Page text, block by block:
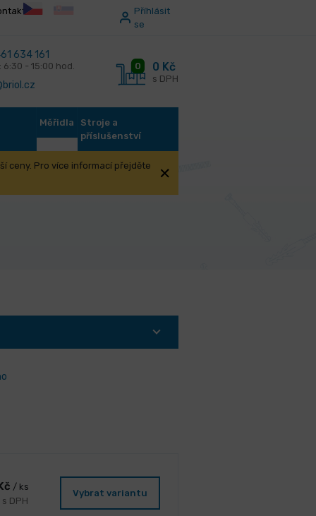
Příhlásit
se
634 161
6:30 - 15:00 hod. 0 0 Kč
s DPH
Měřidla
Stroje a
příslušenství
ceny. Pro více informací přejděte
/ ks
DPH
Vybrat variantu